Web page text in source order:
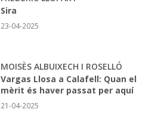
Sira
23-04-2025
MOISÈS ALBUIXECH I ROSELLÓ
Vargas Llosa a Calafell: Quan el
mèrit és haver passat per aquí
21-04-2025